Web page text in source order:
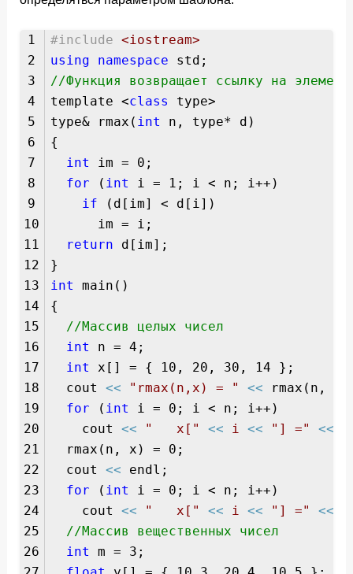
1
2
3
4
5
6
7
8
9
10
11
12
13
14
15
16
17
18
19
20
21
22
23
24
25
26
#include
<iostream>
using
namespace std;
//Функция возвращает ссылку на
template <class
type>
type& rmax( int
n, type* d)
{
int
im = 0;
for ( int
i = 1; i < n; i++)
if (d[im] < d[i])
im = i;
return d[im];
}
int
main()
{
//Массив целых чисел
int
n = 4;
int
x[] = { 10, 20, 30, 14 };
cout<< "rmax(n,x) = " << rmax(n,
for ( int
i = 0; i < n; i++)
cout<< " x["<< i<< "] =" <<
rmax(n, x) = 0;
cout<< endl;
for ( int
i = 0; i < n; i++)
cout<< " x["<< i<< "] =" <<
//Массив вещественных чисел
int
m = 3;